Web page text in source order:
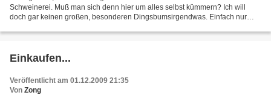
Schweinerei. Muß man sich denn hier um alles selbst kümmern? Ich will
doch gar keinen großen, besonderen Dingsbumsirgendwas. Einfach nur
Einkaufen...
Veröffentlicht am 01.12.2009 21:35
Von Zong